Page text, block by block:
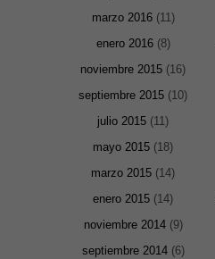
marzo 2016(11)
enero 2016(8)
noviembre 2015 (16)
septiembre 2015 (10)
julio 2015 (11)
mayo 2015 (18)
marzo 2015 (14)
enero 2015 (14)
noviembre 2014(9)
septiembre 2014(6)